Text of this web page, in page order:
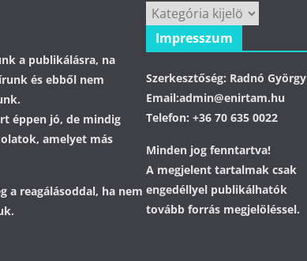
a publikálásra, na
és ebből nem
éppen jó, de mindig
amelyet más
a reagálásoddal, ha nem
Kategóriák
Impresszum
Szerkesztőség: Radnó György
Email:admin@enirtam.hu
Telefon: +36 70 635 0022
Minden jog fenntartva!
A megjelent tartalmak csak
engedéllyel publikálhatók
tovább forrás megjelöléssel.